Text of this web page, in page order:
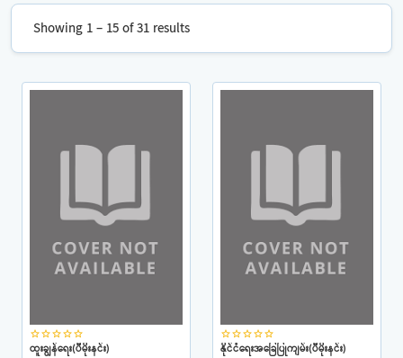
Showing 1 – 15 of 31 results
star_borderstar_borderstar_borderstar_borderstar_border
ထူးချွန်ရေး(ပီမိုးနင်း)
star_borderstar_borderstar_borderstar_borderstar_border
နိုင်ငံရေးအခြေပြုကျမ်း(ပီမိုးနင်း)